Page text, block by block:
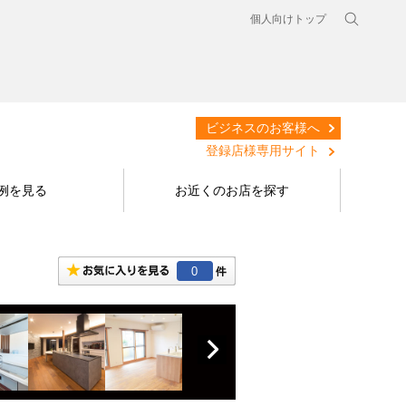
個人向けトップ
ビジネスのお客様へ
登録店様専用サイト
を見る お近くのお店を探す
0